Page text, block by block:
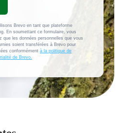
Brevo en tant que plateforme
En soumettant ce formulaire, vous
que les données personnelles que vous
soient transférées à Brevo pour
conformément à la politique de
de Brevo.